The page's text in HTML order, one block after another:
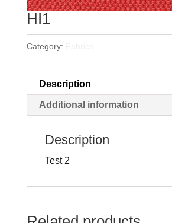
HI1
Category:
Description
Additional information
Description
Test 2